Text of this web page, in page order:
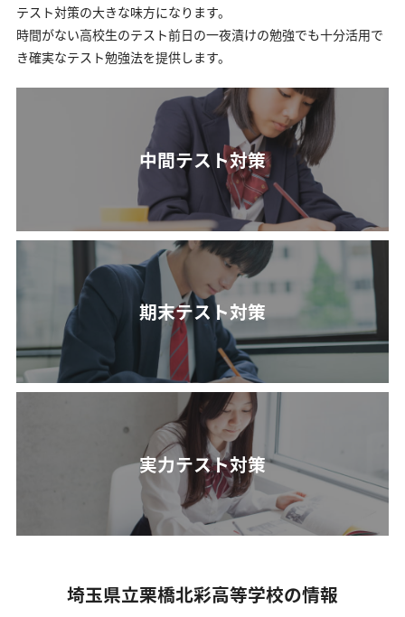
テスト対策の大きな味方になります。
時間がない高校生のテスト前日の一夜漬けの勉強でも十分活用で
き確実なテスト勉強法を提供します。
中間テスト対策
期末テスト対策
実力テスト対策
埼玉県立栗橋北彩高等学校の情報